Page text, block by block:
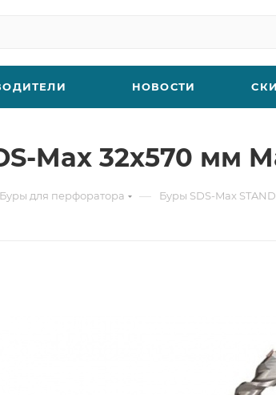
НОВОСТИ
Max 32x570 мм
Буры для перфоратора — Буры SDS-Max